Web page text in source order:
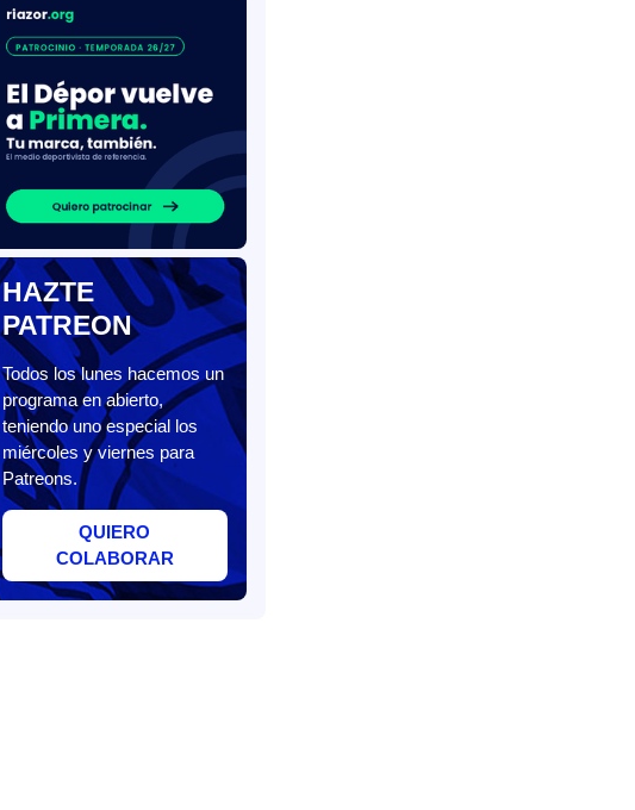
HAZTE
PATREON
Todos los lunes hacemos un
programa en abierto,
teniendo uno especial los
miércoles y viernes para
Patreons.
QUIERO
COLABORAR